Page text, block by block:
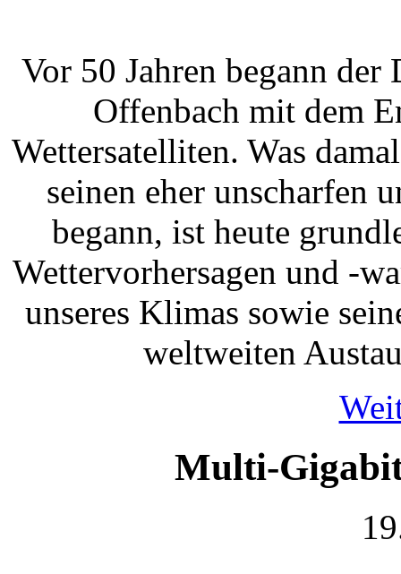
Vor 50 Jahren begann
Offenbach mit dem
Wettersatelliten. Was
seinen eher unscharfen
begann, ist heute
Wettervorhersagen und -
unseres Klimas sowie
weltweiten
Multi-